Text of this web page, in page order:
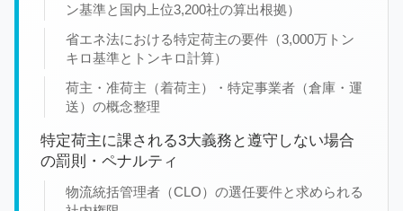
ン基準と国内上位3,200社の算出根拠）
省エネ法における特定荷主の要件（3,000万トン
キロ基準とトンキロ計算）
荷主・准荷主（着荷主）・特定事業者（倉庫・運
送）の概念整理
特定荷主に課される3大義務と遵守しない場合
の罰則・ペナルティ
物流統括管理者（CLO）の選任要件と求められる